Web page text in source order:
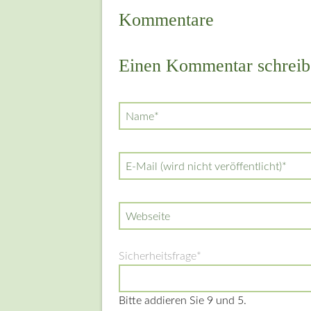
Kommentare
Einen Kommentar
Pflichtfeld
Name*
Pflichtfeld
E-Mail (wird nicht veröffentlicht)*
Webseite
Pflichtfeld
Sicherheitsfrage*
Bitte addieren Sie 9 und 5.